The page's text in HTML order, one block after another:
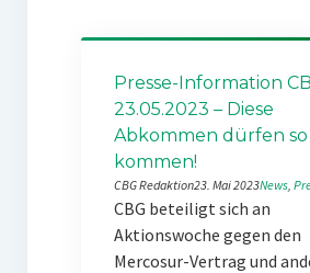
Presse-Information
23.05.2023 – Diese
Abkommen dürfen
kommen!
CBG Redaktion23. Mai 2023News,
CBG beteiligt sich an
Aktionswoche gegen den
Mercosur-Vertrag und